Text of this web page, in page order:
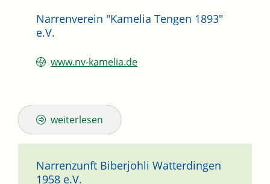
Narrenverein "Kamelia Tengen 1893"
e.V.
www.nv-kamelia.de
weiterlesen
Narrenzunft Biberjohli Watterdingen
1958 e.V.